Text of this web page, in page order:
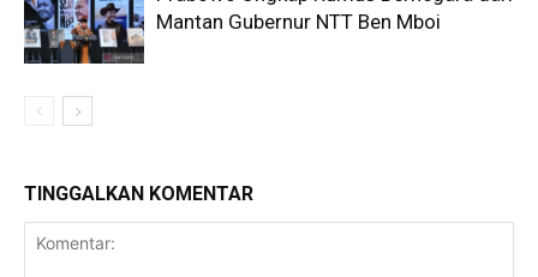
Mantan Gubernur NTT Ben Mboi
TINGGALKAN KOMENTAR